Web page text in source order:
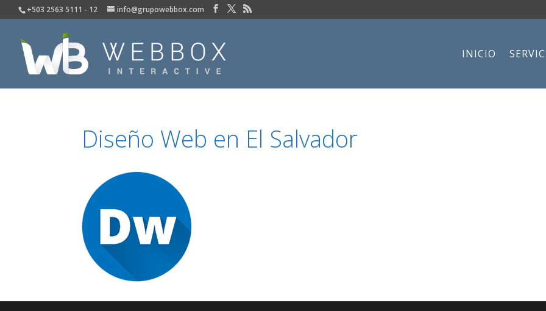
+503 2563 5111 - 12 info@grupowebbox.com
INICIO
Diseño Web en El Salvador